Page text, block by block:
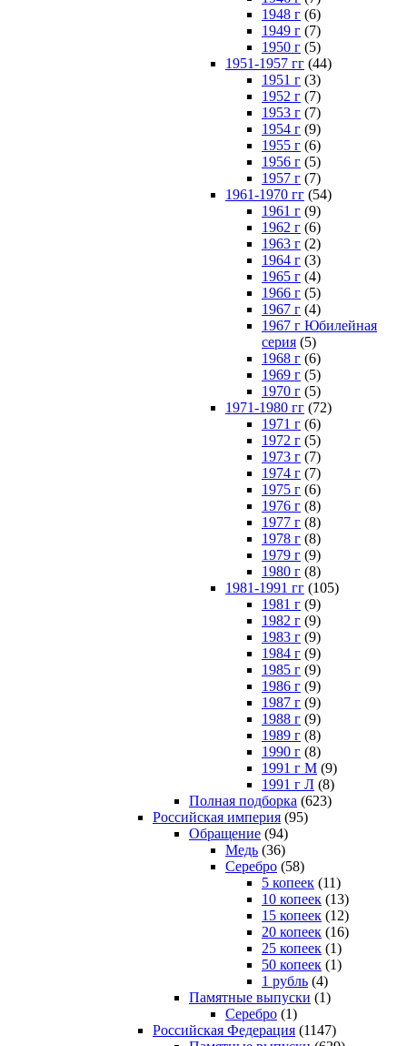
1948 г (6)
1949 г (7)
1950 г (5)
1951-1957 гг (44)
1951 г (3)
1952 г (7)
1953 г (7)
1954 г (9)
1955 г (6)
1956 г (5)
1957 г (7)
1961-1970 гг (54)
1961 г (9)
1962 г (6)
1963 г (2)
1964 г (3)
1965 г (4)
1966 г (5)
1967 г (4)
1967 г Юбилейная
серия (5)
1968 г (6)
1969 г (5)
1970 г (5)
1971-1980 гг (72)
1971 г (6)
1972 г (5)
1973 г (7)
1974 г (7)
1975 г (6)
1976 г (8)
1977 г (8)
1978 г (8)
1979 г (9)
1980 г (8)
1981-1991 гг (105)
1981 г (9)
1982 г (9)
1983 г (9)
1984 г (9)
1985 г (9)
1986 г (9)
1987 г (9)
1988 г (9)
1989 г (8)
1990 г (8)
1991 г М (9)
1991 г Л (8)
Полная подборка (623)
Российская империя (95)
Обращение (94)
Медь (36)
Серебро (58)
5 копеек (11)
10 копеек (13)
15 копеек (12)
20 копеек (16)
25 копеек (1)
50 копеек (1)
1 рубль (4)
Памятные выпуски (1)
Серебро (1)
Российская Федерация (1147)